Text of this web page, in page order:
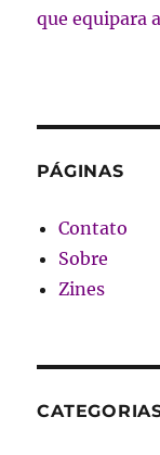
que equipara
PÁGINAS
Contato
Sobre
Zines